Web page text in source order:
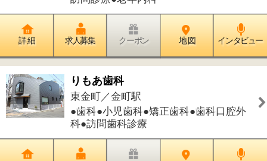
金町／金町駅
●内科●リウマチ科●アレルギー科●皮膚
科●精神科●心療内科
詳 細 求人募集 クーポン 地 図 インタビュー
BLISS歯科・矯正歯科クリニック金
町（ブリス歯科）
東金町／金町駅
●歯科●矯正歯科